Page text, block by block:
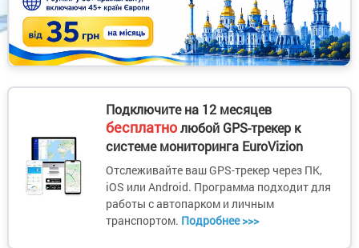
Подключите на 12 месяцев
бесплатнолюбой GPS-трекер к
системе мониторинга EuroVizion
Отслеживайте ваш GPS-трекер через ПК,
iOS или Android. Программа подходит для
работы с автопарком и личным
транспортом. Подробнее >>>